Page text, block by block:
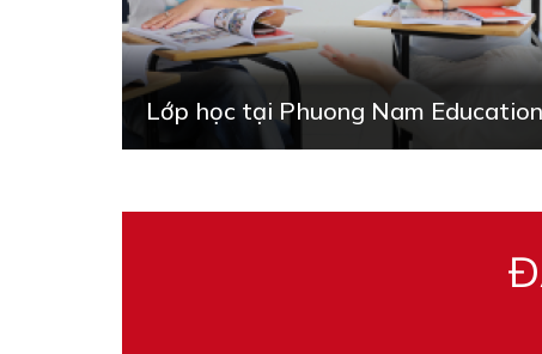
Lớp học tại Phuong Nam Education